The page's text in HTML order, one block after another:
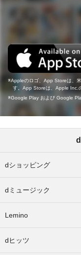
Appleのロゴ、App Storeは、
す。App Storeは、Apple Inc.
Google Play および Google
dショッピング
dミュージック
Lemino
dヒッツ